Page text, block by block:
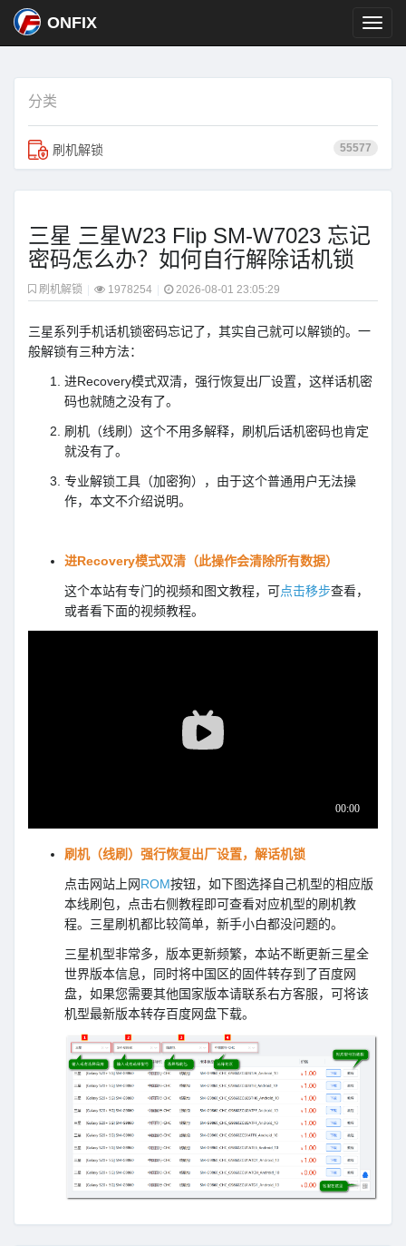
ONFIX
分类
55577
刷机解锁
三星 三星W23 Flip SM-W7023 忘记
密码怎么办？如何自行解除话机锁
刷机解锁 1978254 2026-08-01 23:05:29
三星系列手机话机锁密码忘记了，其实自己就可以解锁的。一
般解锁有三种方法：
进Recovery模式双清，强行恢复出厂设置，这样话机密
码也就随之没有了。
刷机（线刷）这个不用多解释，刷机后话机密码也肯定
就没有了。
专业解锁工具（加密狗），由于这个普通用户无法操
作，本文不介绍说明。
进Recovery模式双清（此操作会清除所有数据）
这个本站有专门的视频和图文教程，可点击移步查看，
或者看下面的视频教程。
刷机（线刷）强行恢复出厂设置，解话机锁
点击网站上网ROM按钮，如下图选择自己机型的相应版
本线刷包，点击右侧教程即可查看对应机型的刷机教
程。三星刷机都比较简单，新手小白都没问题的。
三星机型非常多，版本更新频繁，本站不断更新三星全
世界版本信息，同时将中国区的固件转存到了百度网
盘，如果您需要其他国家版本请联系右方客服，可将该
机型最新版本转存百度网盘下载。